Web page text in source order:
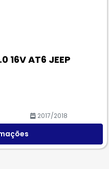
16V AT6 JEEP
2017/2018